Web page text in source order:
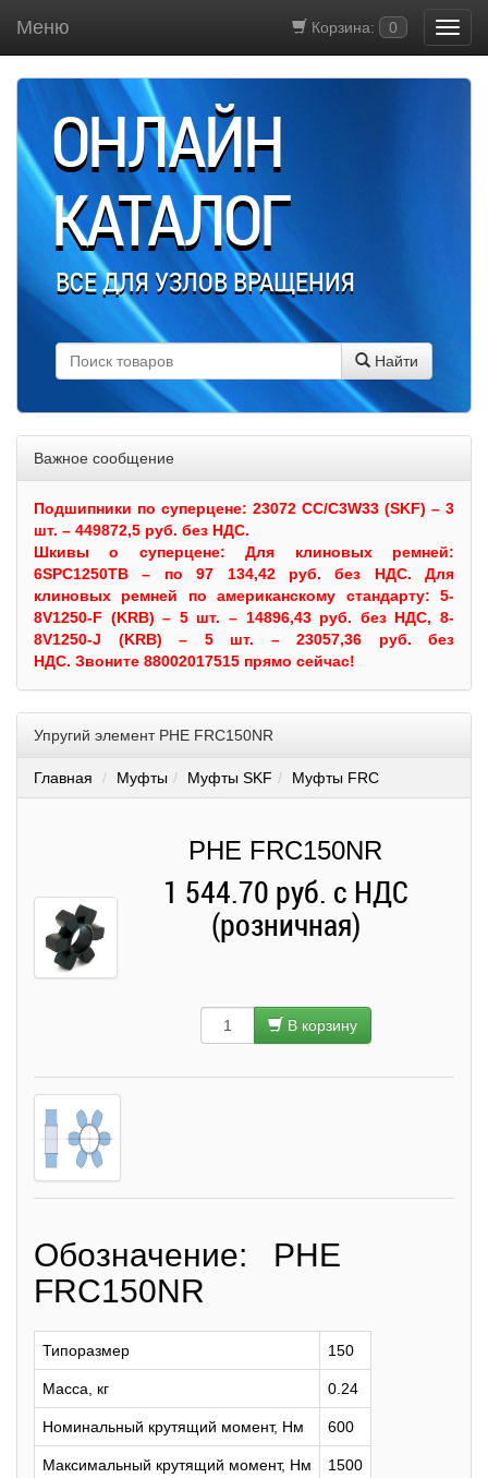
Корзина: 0
Меню
ОНЛАЙН
КАТАЛОГ
ВСЕ ДЛЯ УЗЛОВ ВРАЩЕНИЯ
Найти
Важное сообщение
Подшипники по суперцене: 23072 CC/C3W33 (SKF) – 3
шт. – 449872,5 руб. без НДС.
Шкивыо суперцене:Для клиновых ремней:
6SPC1250TB – по 97 134,42 руб. без НДС. Для
клиновых ремней по американскому стандарту: 5-
8V1250-F (KRB) – 5 шт. – 14896,43 руб. без НДС, 8-
8V1250-J (KRB) – 5 шт. – 23057,36 руб. без
НДС. Звоните 88002017515 прямо сейчас!
Упругий элемент PHE FRC150NR
Главная Муфты Муфты SKF Муфты FRC
PHE FRC150NR
1 544.70 руб. с НДС
(розничная)
В корзину
Обозначение: PHE
FRC150NR
Типоразмер 150
Масса, кг 0.24
Номинальный крутящий момент, Нм 600
Максимальный крутящий момент, Нм 1500